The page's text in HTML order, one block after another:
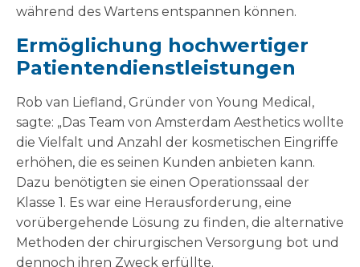
während des Wartens entspannen können.
Ermöglichung hochwertiger
Patientendienstleistungen
Rob van Liefland, Gründer von Young Medical,
sagte: „Das Team von Amsterdam Aesthetics wollte
die Vielfalt und Anzahl der kosmetischen Eingriffe
erhöhen, die es seinen Kunden anbieten kann.
Dazu benötigten sie einen Operationssaal der
Klasse 1. Es war eine Herausforderung, eine
vorübergehende Lösung zu finden, die alternative
Methoden der chirurgischen Versorgung bot und
dennoch ihren Zweck erfüllte.